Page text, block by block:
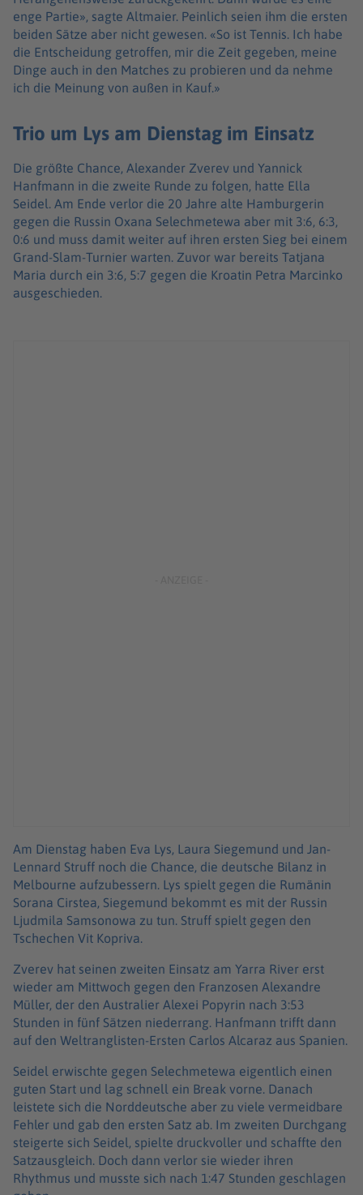
enge Partie», sagte Altmaier. Peinlich seien ihm die ersten
beiden Sätze aber nicht gewesen. «So ist Tennis. Ich habe
die Entscheidung getroffen, mir die Zeit gegeben, meine
Dinge auch in den Matches zu probieren und da nehme
ich die Meinung von außen in Kauf.»
Trio um Lys am Dienstag im Einsatz
Die größte Chance, Alexander Zverev und Yannick
Hanfmann in die zweite Runde zu folgen, hatte Ella
Seidel. Am Ende verlor die 20 Jahre alte Hamburgerin
gegen die Russin Oxana Selechmetewa aber mit 3:6, 6:3,
0:6 und muss damit weiter auf ihren ersten Sieg bei einem
Grand-Slam-Turnier warten. Zuvor war bereits Tatjana
Maria durch ein 3:6, 5:7 gegen die Kroatin Petra Marcinko
ausgeschieden.
Am Dienstag haben Eva Lys, Laura Siegemund und Jan-
Lennard Struff noch die Chance, die deutsche Bilanz in
Melbourne aufzubessern. Lys spielt gegen die Rumänin
Sorana Cirstea, Siegemund bekommt es mit der Russin
Ljudmila Samsonowa zu tun. Struff spielt gegen den
Tschechen Vit Kopriva.
Zverev hat seinen zweiten Einsatz am Yarra River erst
wieder am Mittwoch gegen den Franzosen Alexandre
Müller, der den Australier Alexei Popyrin nach 3:53
Stunden in fünf Sätzen niederrang. Hanfmann trifft dann
auf den Weltranglisten-Ersten Carlos Alcaraz aus Spanien.
Seidel erwischte gegen Selechmetewa eigentlich einen
guten Start und lag schnell ein Break vorne. Danach
leistete sich die Norddeutsche aber zu viele vermeidbare
Fehler und gab den ersten Satz ab. Im zweiten Durchgang
steigerte sich Seidel, spielte druckvoller und schaffte den
Satzausgleich. Doch dann verlor sie wieder ihren
Rhythmus und musste sich nach 1:47 Stunden geschlagen